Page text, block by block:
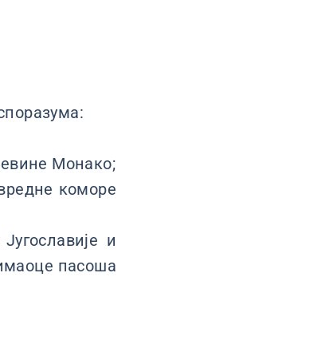
Монако;
коморе
и
пасоша